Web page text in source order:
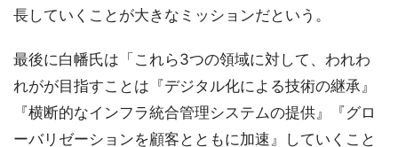
長していくことが大きなミッションだという。
最後に白幡氏は「これら3つの領域に対して、われわ
れがが目指すことは『デジタル化による技術の継承』
『横断的なインフラ統合管理システムの提供』『グロ
ーバリゼーションを顧客とともに加速』していくこと